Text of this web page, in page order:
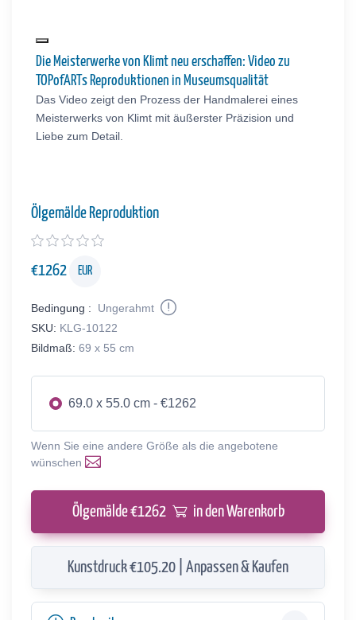
Die Meisterwerke von Klimt neu erschaffen: Video zu
TOPofARTs Reproduktionen in Museumsqualität
Das Video zeigt den Prozess der Handmalerei eines
Meisterwerks von Klimt mit äußerster Präzision und
Liebe zum Detail.
Ölgemälde Reproduktion
€1262 EUR
Bedingung :
Ungerahmt
SKU: KLG-10122
Bildmaß: 69 x 55 cm
69.0 x 55.0 cm - €1262
Wenn Sie eine andere Größe als die angebotene
wünschen
Ölgemälde €1262 in den Warenkorb
Kunstdruck €105.20 | Anpassen & Kaufen